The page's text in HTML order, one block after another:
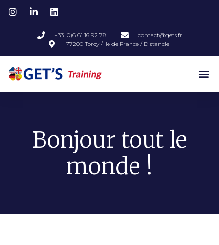
+33 (0)6 61 16 92 78
contact@gets.fr
77200 Torcy / Ile de France / Distanciel
Bonjour tout le
monde !